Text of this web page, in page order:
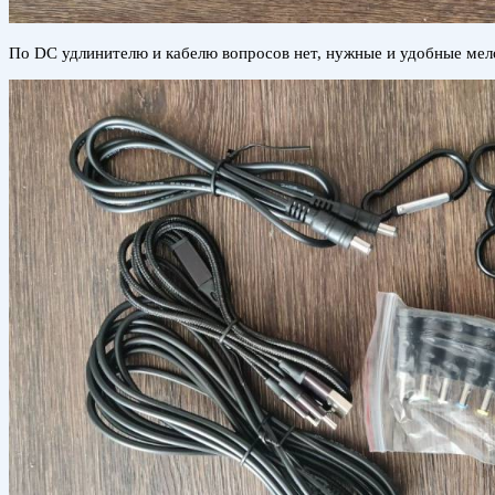
По DC удлинителю и кабелю вопросов нет, нужные и удобные